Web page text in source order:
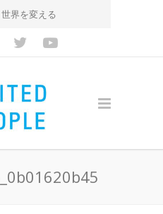
界を変える